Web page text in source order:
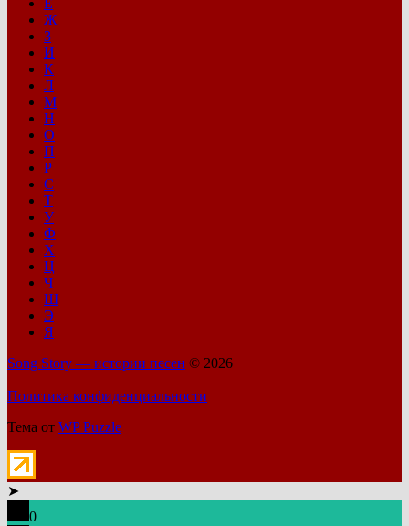
Е
Ж
З
И
К
Л
М
Н
О
П
Р
С
Т
У
Ф
Х
Ц
Ч
Ш
Э
Я
Song Story — истории песен © 2026
Политика конфиденциальности
Тема от WP Puzzle
➤
0